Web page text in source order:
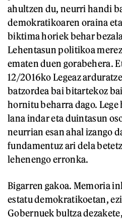
ahultzen du, neurri handi
demokratikoaren oraina
biktima horiek behar
Lehentasun politikoa
ematen duen gorabehera.
12/2016ko Legeaz
batzordea bai bitartekoz
hornitu beharra dago.
lana indar eta duintasun
neurrian esan ahal izango
fundamentuz ari dela
lehenengo erronka.
Bigarren gakoa. Memoria
estatu demokratikoetan,
Gobernuek bultza